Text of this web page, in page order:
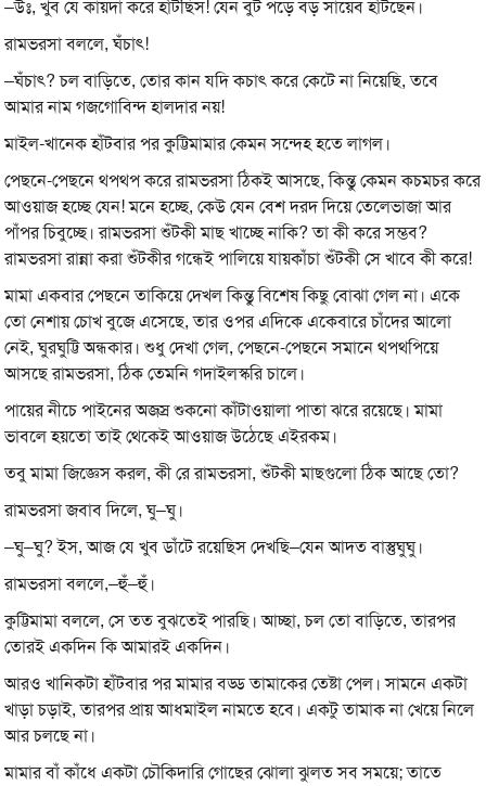
–উঃ, খুব যে কায়দা করে হাঁটছিস! যেন বুট পড়ে বড় সায়েব হাঁটছেন।
রামভরসা বললে, ঘঁচাৎ!
–ঘঁচাৎ? চল বাড়িতে, তোর কান যদি কচাৎ করে কেটে না নিয়েছি, তবে
আমার নাম গজগোবিন্দ হালদার নয়!
মাইল-খানেক হাঁটবার পর কুট্টিমামার কেমন সন্দেহ হতে লাগল।
পেছনে-পেছনে থপথপ করে রামভরসা ঠিকই আসছে, কিন্তু কেমন কচমচর করে
আওয়াজ হচ্ছে যেন! মনে হচ্ছে, কেউ যেন বেশ দরদ দিয়ে তেলেভাজা আর
পাঁপর চিবুচ্ছে। রামভরসা শুঁটকী মাছ খাচ্ছে নাকি? তা কী করে সম্ভব?
রামভরসা রান্না করা শুঁটকীর গন্ধেই পালিয়ে যায়কাঁচা শুঁটকী সে খাবে কী করে!
মামা একবার পেছনে তাকিয়ে দেখল কিন্তু বিশেষ কিছু বোঝা গেল না। একে
তো নেশায় চোখ বুজে এসেছে, তার ওপর এদিকে একেবারে চাঁদের আলো
নেই, ঘুরঘুট্টি অন্ধকার। শুধু দেখা গেল, পেছনে-পেছনে সমানে থপথপিয়ে
আসছে রামভরসা, ঠিক তেমনি গদাইলস্করি চালে।
পায়ের নীচে পাইনের অজস্র শুকনো কাঁটাওয়ালা পাতা ঝরে রয়েছে। মামা
ভাবলে হয়তো তাই থেকেই আওয়াজ উঠেছে এইরকম।
তবু মামা জিজ্ঞেস করল, কী রে রামভরসা, শুঁটকী মাছগুলো ঠিক আছে তো?
রামভরসা জবাব দিলে, ঘু–ঘু।
–ঘু–ঘু? ইস, আজ যে খুব ডাঁটে রয়েছিস দেখছি–যেন আদত বাস্তুঘুঘু।
রামভরসা বললে,–হুঁ–হুঁ।
কুট্টিমামা বললে, সে তত বুঝতেই পারছি। আচ্ছা, চল তো বাড়িতে, তারপর
তোরই একদিন কি আমারই একদিন।
আরও খানিকটা হাঁটবার পর মামার বড্ড তামাকের তেষ্টা পেল। সামনে একটা
খাড়া চড়াই, তারপর প্রায় আধমাইল নামতে হবে। একটু তামাক না খেয়ে নিলে
আর চলছে না।
মামার বাঁ কাঁধে একটা চৌকিদারি গোছের ঝোলা ঝুলত সব সময়ে; তাতে